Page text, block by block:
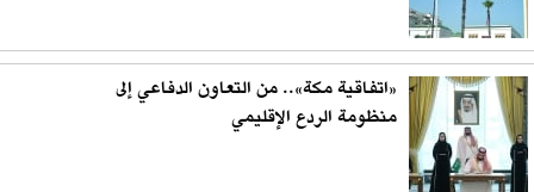
«اتفاقية مكة».. من التعاون الدفاعي إلى
منظومة الردع الإقليمي